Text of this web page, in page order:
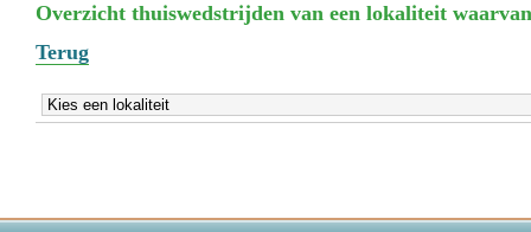
Overzicht thuiswedstrijden van een lokaliteit
Terug